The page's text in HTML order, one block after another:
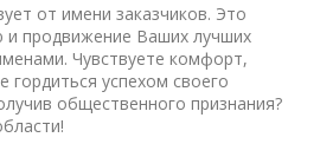
от имени заказчиков. Это
и продвижение Ваших лучших
Чувствуете комфорт,
гордиться успехом своего
общественного признания?